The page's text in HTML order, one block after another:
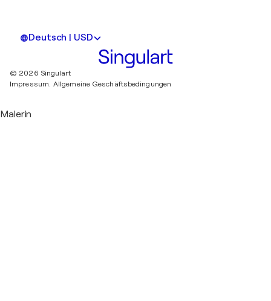
Deutsch | USD
© 2026 Singulart
Impressum. Allgemeine Geschäftsbedingungen
Malerin